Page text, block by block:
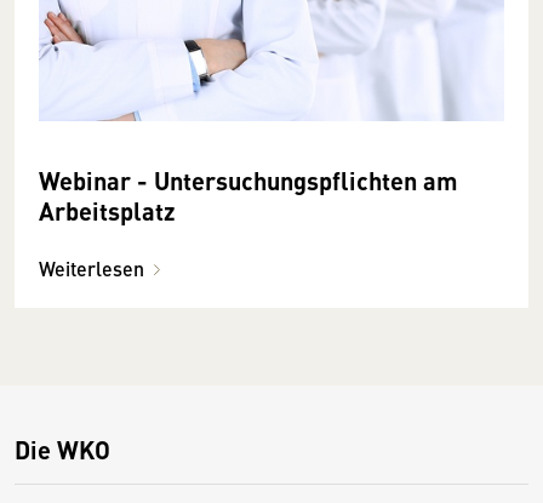
Webinar - Untersuchungspflichten am
Arbeitsplatz
Weiterlesen
Die WKO